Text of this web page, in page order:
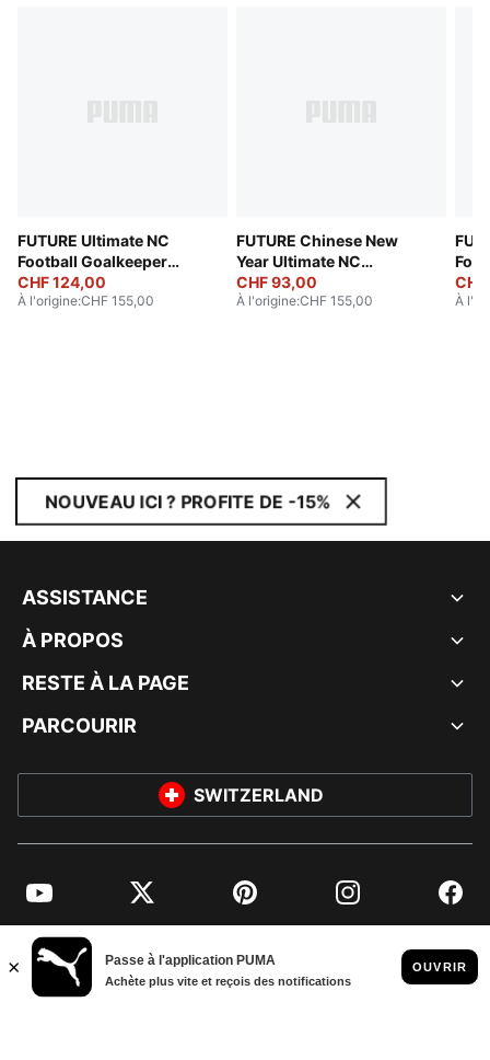
FUTURE Ultimate NC
Football Goalkeeper
Gloves
CHF 124,00
À l'origine:CHF 155,00
FUTURE Chinese New
Year Ultimate NC
Goalkeeper Gloves
Unisex
CHF 93,00
À l'origine:CHF 155,00 À
NOUVEAU ICI ? PROFITE DE -15%
ASSISTANCE
À PROPOS
RESTE À LA PAGE
PARCOURIR
SWITZERLAND
YouTube Twitter Pinterest Instagram
© PUMA EUROPE GMBH, 2026. TOUS DROITS RÉSERVÉS
MENTIONS ET DONNÉES LÉGALES